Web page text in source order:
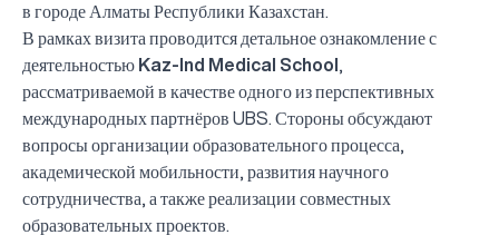
в городе Алматы Республики Казахстан.
В рамках визита проводится детальное ознакомление с
деятельностью Kaz-Ind Medical School
рассматриваемой в качестве одного из перспективных
международных партнёров UBS. Стороны обсуждают
вопросы организации образовательного процесса,
академической мобильности, развития научного
сотрудничества, а также реализации совместных
образовательных проектов.